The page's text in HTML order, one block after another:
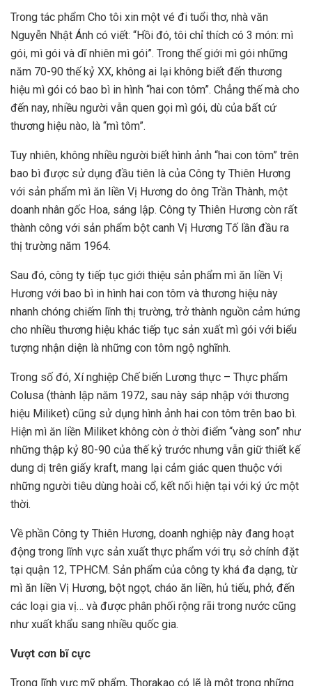
Trong tác phẩm Cho tôi xin một vé đi tuổi thơ, nhà văn
Nguyễn Nhật Ánh có viết: “Hồi đó, tôi chỉ thích có 3 món: mì
gói, mì gói và dĩ nhiên mì gói”. Trong thế giới mì gói những
năm 70-90 thế kỷ XX, không ai lại không biết đến thương
hiệu mì gói có bao bì in hình “hai con tôm”. Chẳng thế mà cho
đến nay, nhiều người vẫn quen gọi mì gói, dù của bất cứ
thương hiệu nào, là “mì tôm”.
Tuy nhiên, không nhiều người biết hình ảnh “hai con tôm” trên
bao bì được sử dụng đầu tiên là của Công ty Thiên Hương
với sản phẩm mì ăn liền Vị Hương do ông Trần Thành, một
doanh nhân gốc Hoa, sáng lập. Công ty Thiên Hương còn rất
thành công với sản phẩm bột canh Vị Hương Tố lần đầu ra
thị trường năm 1964.
Sau đó, công ty tiếp tục giới thiệu sản phẩm mì ăn liền Vị
Hương với bao bì in hình hai con tôm và thương hiệu này
nhanh chóng chiếm lĩnh thị trường, trở thành nguồn cảm hứng
cho nhiều thương hiệu khác tiếp tục sản xuất mì gói với biểu
tượng nhận diện là những con tôm ngộ nghĩnh.
Trong số đó, Xí nghiệp Chế biến Lương thực – Thực phẩm
Colusa (thành lập năm 1972, sau này sáp nhập với thương
hiệu Miliket) cũng sử dụng hình ảnh hai con tôm trên bao bì.
Hiện mì ăn liền Miliket không còn ở thời điểm “vàng son” như
những thập kỷ 80-90 của thế kỷ trước nhưng vẫn giữ thiết kế
dung dị trên giấy kraft, mang lại cảm giác quen thuộc với
những người tiêu dùng hoài cổ, kết nối hiện tại với ký ức một
thời.
Về phần Công ty Thiên Hương, doanh nghiệp này đang hoạt
động trong lĩnh vực sản xuất thực phẩm với trụ sở chính đặt
tại quận 12, TPHCM. Sản phẩm của công ty khá đa dạng, từ
mì ăn liền Vị Hương, bột ngọt, cháo ăn liền, hủ tiếu, phở, đến
các loại gia vị… và được phân phối rộng rãi trong nước cũng
như xuất khẩu sang nhiều quốc gia.
Vượt cơn bĩ cực
Trong lĩnh vực mỹ phẩm, Thorakao có lẽ là một trong những